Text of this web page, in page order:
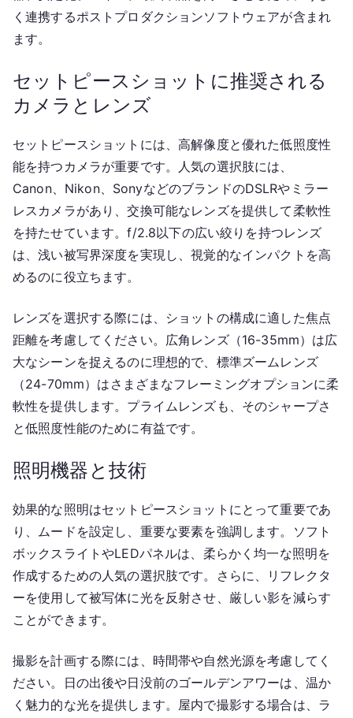
く連携するポストプロダクションソフトウェアが含まれ
ます。
セットピースショットに推奨される
カメラとレンズ
セットピースショットには、高解像度と優れた低照度性
能を持つカメラが重要です。人気の選択肢には、
Canon、Nikon、SonyなどのブランドのDSLRやミラー
レスカメラがあり、交換可能なレンズを提供して柔軟性
を持たせています。f/2.8以下の広い絞りを持つレンズ
は、浅い被写界深度を実現し、視覚的なインパクトを高
めるのに役立ちます。
レンズを選択する際には、ショットの構成に適した焦点
距離を考慮してください。広角レンズ（16-35mm）は広
大なシーンを捉えるのに理想的で、標準ズームレンズ
（24-70mm）はさまざまなフレーミングオプションに柔
軟性を提供します。プライムレンズも、そのシャープさ
と低照度性能のために有益です。
照明機器と技術
効果的な照明はセットピースショットにとって重要であ
り、ムードを設定し、重要な要素を強調します。ソフト
ボックスライトやLEDパネルは、柔らかく均一な照明を
作成するための人気の選択肢です。さらに、リフレクタ
ーを使用して被写体に光を反射させ、厳しい影を減らす
ことができます。
撮影を計画する際には、時間帯や自然光源を考慮してく
ださい。日の出後や日没前のゴールデンアワーは、温か
く魅力的な光を提供します。屋内で撮影する場合は、ラ